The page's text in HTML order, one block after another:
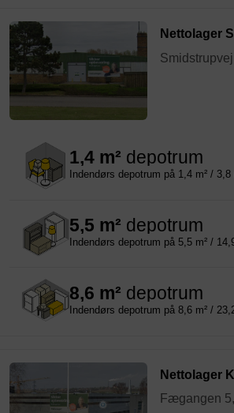
Nettolager
1,4 m² depotrum
Indendørs depotrum på 1,4 m² / 3,8
5,5 m² depotrum
Indendørs depotrum på 5,5 m² /
8,6 m² depotrum
Indendørs depotrum på 8,6 m² /
Nettolager
Fægangen